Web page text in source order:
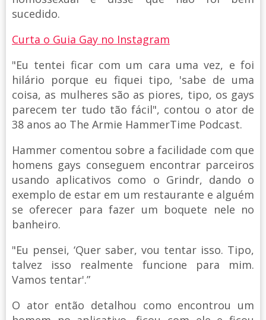
sucedido.
Curta o Guia Gay no Instagram
"Eu tentei ficar com um cara uma vez, e foi
hilário porque eu fiquei tipo, 'sabe de uma
coisa, as mulheres são as piores, tipo, os gays
parecem ter tudo tão fácil", contou o ator de
38 anos ao The Armie HammerTime Podcast.
Hammer comentou sobre a facilidade com que
homens gays conseguem encontrar parceiros
usando aplicativos como o Grindr, dando o
exemplo de estar em um restaurante e alguém
se oferecer para fazer um boquete nele no
banheiro.
"Eu pensei, ‘Quer saber, vou tentar isso. Tipo,
talvez isso realmente funcione para mim.
Vamos tentar'.”
O ator então detalhou como encontrou um